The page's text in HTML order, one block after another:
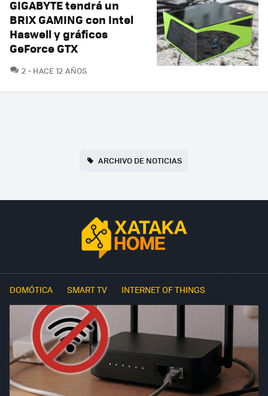
GIGABYTE tendrá un
BRIX GAMING con Intel
Haswell y gráficos
GeForce GTX
2 COMENTARIOS
HACE 12 AÑOS
ARCHIVO DE NOTICIAS
DOMÓTICA SMART TV INTERNET OF THINGS